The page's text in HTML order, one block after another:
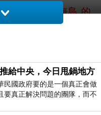
飯店 - 蘇梅島 的
妨看看喔!
按鈕↓↓↓
給中央，今日甩鍋地方
民國政府要的是一個真正會做
要真正解決問題的團隊，而不
團隊，最近民進黨